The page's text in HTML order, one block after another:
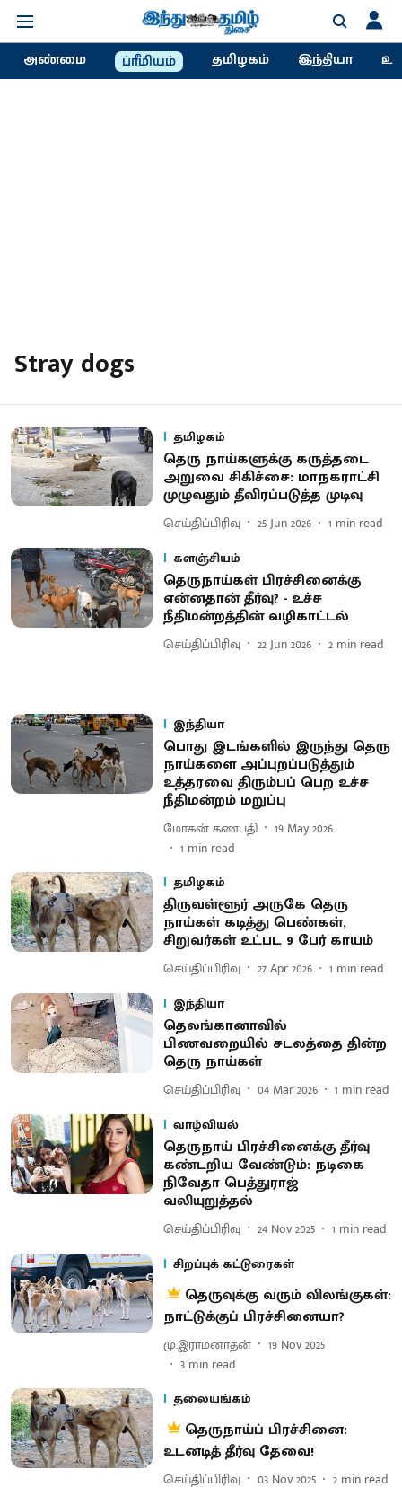
அண்மை ப்ரீமியம் தமிழகம் இந்தியா
Stray dogs
தமிழகம்
தெரு நாய்களுக்கு கருத்தடை
அறுவை சிகிச்சை: மாநகராட்சி
முழுவதும் தீவிரப்படுத்த முடிவு
செய்திப்பிரிவு 25 Jun 2026 1 min read
களஞ்சியம்
தெருநாய்கள் பிரச்சினைக்கு
என்னதான் தீர்வு? - உச்ச
நீதிமன்றத்தின் வழிகாட்டல்
செய்திப்பிரிவு 22 Jun 2026 2 min read
இந்தியா
பொது இடங்களில் இருந்து தெரு
நாய்களை அப்புறப்படுத்தும்
உத்தரவை திரும்பப் பெற உச்ச
நீதிமன்றம் மறுப்பு
மோகன் கணபதி
19 May 2026
1 min read
தமிழகம்
திருவள்ளூர் அருகே தெரு
நாய்கள் கடித்து பெண்கள்,
சிறுவர்கள் உட்பட 9 பேர் காயம்
செய்திப்பிரிவு 27 Apr 2026 1 min read
இந்தியா
தெலங்கானாவில்
பிணவறையில் சடலத்தை தின்ற
தெரு நாய்கள்
செய்திப்பிரிவு 04 Mar 2026 1 min read
வாழ்வியல்
தெருநாய் பிரச்சினைக்கு தீர்வு
கண்டறிய வேண்டும்: நடிகை
நிவேதா பெத்துராஜ்
வலியுறுத்தல்
செய்திப்பிரிவு 24 Nov 2025 1 min read
சிறப்புக் கட்டுரைகள்
தெருவுக்கு வரும் விலங்குகள்:
நாட்டுக்குப் பிரச்சினையா?
மு.இராமனாதன்
19 Nov 2025
3 min read
தலையங்கம்
தெருநாய்ப் பிரச்சினை:
உடனடித் தீர்வு தேவை!
செய்திப்பிரிவு 03 Nov 2025 2 min read